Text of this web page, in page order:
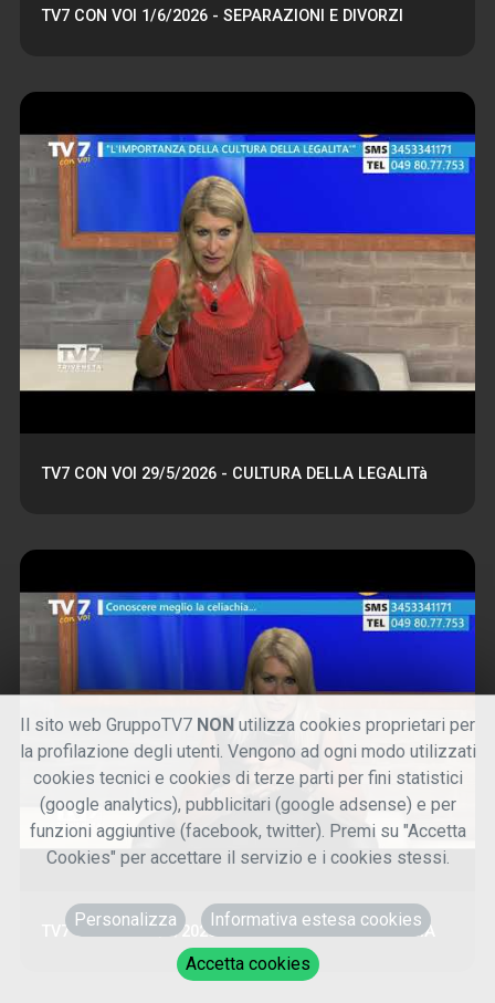
TV7 CON VOI 1/6/2026 - SEPARAZIONI E DIVORZI
TV7 CON VOI 29/5/2026 - CULTURA DELLA LEGALITà
TV7 CON VOI 28/5/2026 - CONOSCERE LA CELIACHIA
Il sito web GruppoTV7 NON utilizza cookies proprietari per
la profilazione degli utenti. Vengono ad ogni modo utilizzati
cookies tecnici e cookies di terze parti per fini statistici
(google analytics), pubblicitari (google adsense) e per
funzioni aggiuntive (facebook, twitter). Premi su "Accetta
Cookies" per accettare il servizio e i cookies stessi.
Personalizza Informativa estesa cookies
Accetta cookies